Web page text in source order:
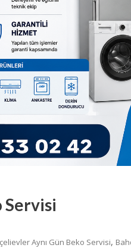
Servisi
Aynı Gün Beko Servisi,